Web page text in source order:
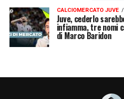
CALCIOMERCATO JUVE
Juve, cederlo
infiamma, tre nomi
di Marco Baridon